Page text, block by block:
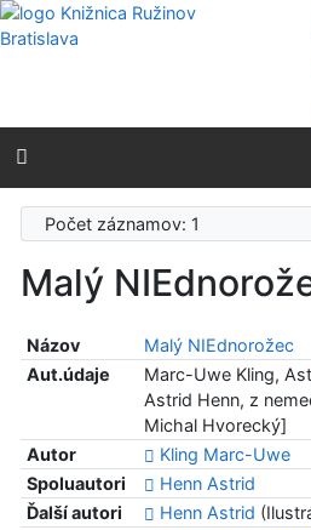
Prejsť na obsah
Prejsť na menu
Prehlásenie o webovej
Počet záznamov: 1
Malý
Názov
Malý NIEdnorožec
Aut.údaje
Marc-Uwe Kling,
Astrid Henn, z
Michal Hvorecký]
Autor
Kling Marc-Uwe
Spoluautori
Henn Astrid
Ďalší autori
Henn Astrid